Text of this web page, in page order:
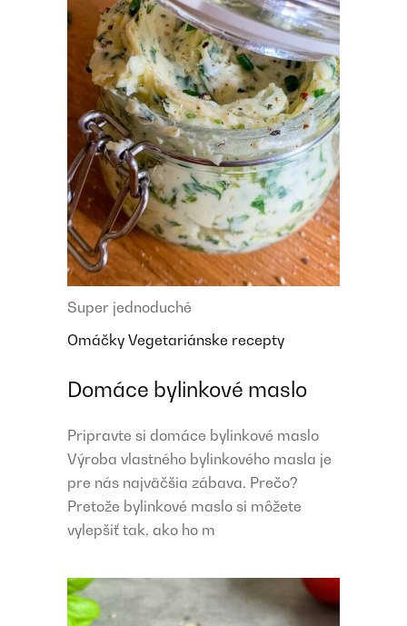
Super jednoduché
Omáčky Vegetariánske recepty
Domáce bylinkové maslo
Pripravte si domáce bylinkové maslo
Výroba vlastného bylinkového masla je
pre nás najväčšia zábava. Prečo?
Pretože bylinkové maslo si môžete
vylepšiť tak, ako ho m